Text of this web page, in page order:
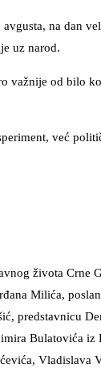
na dan
uz narod.
od bilo
već
života
Milića,
predstavnicu
Bulatovića